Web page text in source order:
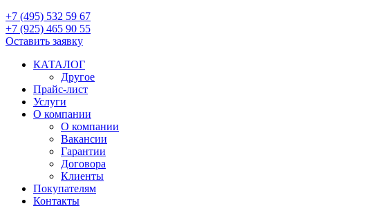
+7 (495) 532 59 67
+7 (925) 465 90 55
Оставить заявку
КАТАЛОГ
Другое
Прайс-лист
Услуги
О компании
О компании
Вакансии
Гарантии
Договора
Клиенты
Покупателям
Контакты